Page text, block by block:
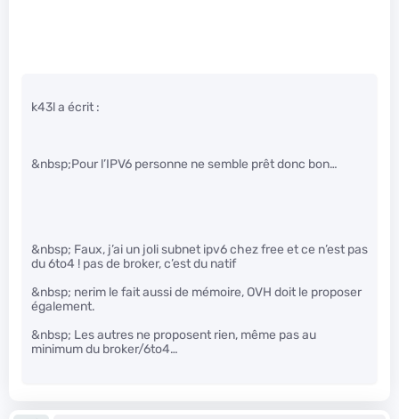
k43l a écrit :
&nbsp;Pour l’IPV6 personne ne semble prêt donc bon…
&nbsp; Faux, j’ai un joli subnet ipv6 chez free et ce n’est pas
du 6to4 ! pas de broker, c’est du natif
&nbsp; nerim le fait aussi de mémoire, OVH doit le proposer
également.
&nbsp; Les autres ne proposent rien, même pas au
minimum du broker/6to4…